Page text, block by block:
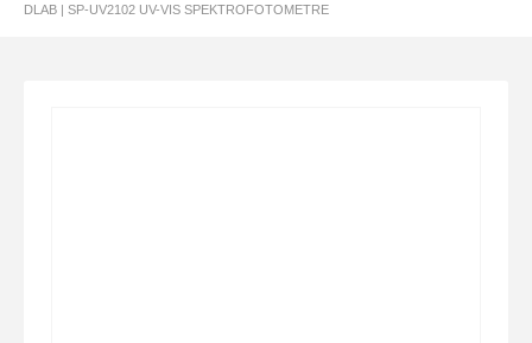
DLAB | SP-UV2102 UV-VIS SPEKTROFOTOMETRE